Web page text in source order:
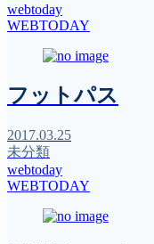
webtoday
WEBTODAY
フットパス
2017.03.25
未分類
webtoday
WEBTODAY